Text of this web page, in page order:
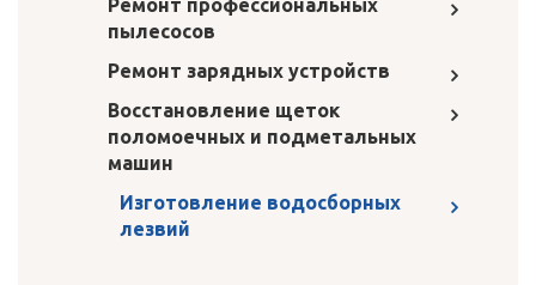
Ремонт профессиональных
пылесосов
Ремонт зарядных устройств
Восстановление щеток
поломоечных и подметальных
машин
Изготовление водосборных
лезвий